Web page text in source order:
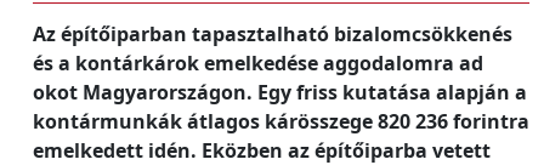
Az építőiparban tapasztalható bizalomcsökkenés
és a kontárkárok emelkedése aggodalomra ad
okot Magyarországon. Egy friss kutatása alapján a
kontármunkák átlagos kárösszege 820 236 forintra
emelkedett idén. Eközben az építőiparba vetett